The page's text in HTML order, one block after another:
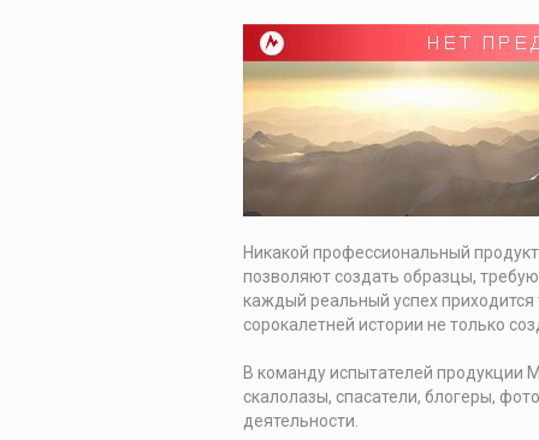
Никакой профессиональный
позволяют создать образцы,
каждый реальный успех
сорокалетней истории не только
В команду испытателей
скалолазы, спасатели, блогеры,
деятельности.